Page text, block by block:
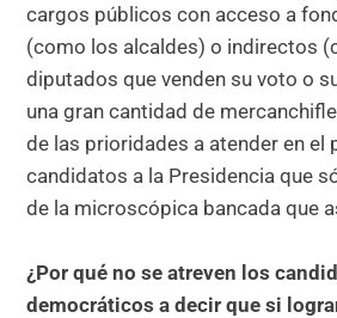
cargos públicos con acceso a
(como los alcaldes) o indirectos
diputados que venden su voto o
una gran cantidad de
de las prioridades a atender en el
candidatos a la Presidencia que
de la microscópica bancada que
¿Por qué no se atreven los
democráticos a decir que si